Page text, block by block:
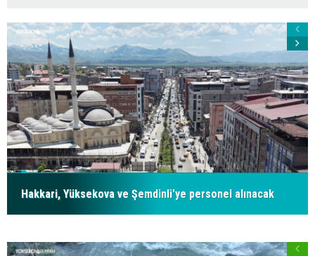
Hakkari, Yüksekova ve Şemdinli'ye personel alınacak